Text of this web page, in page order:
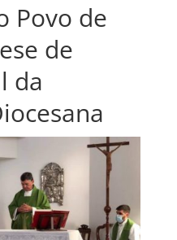
Povo de
de
da